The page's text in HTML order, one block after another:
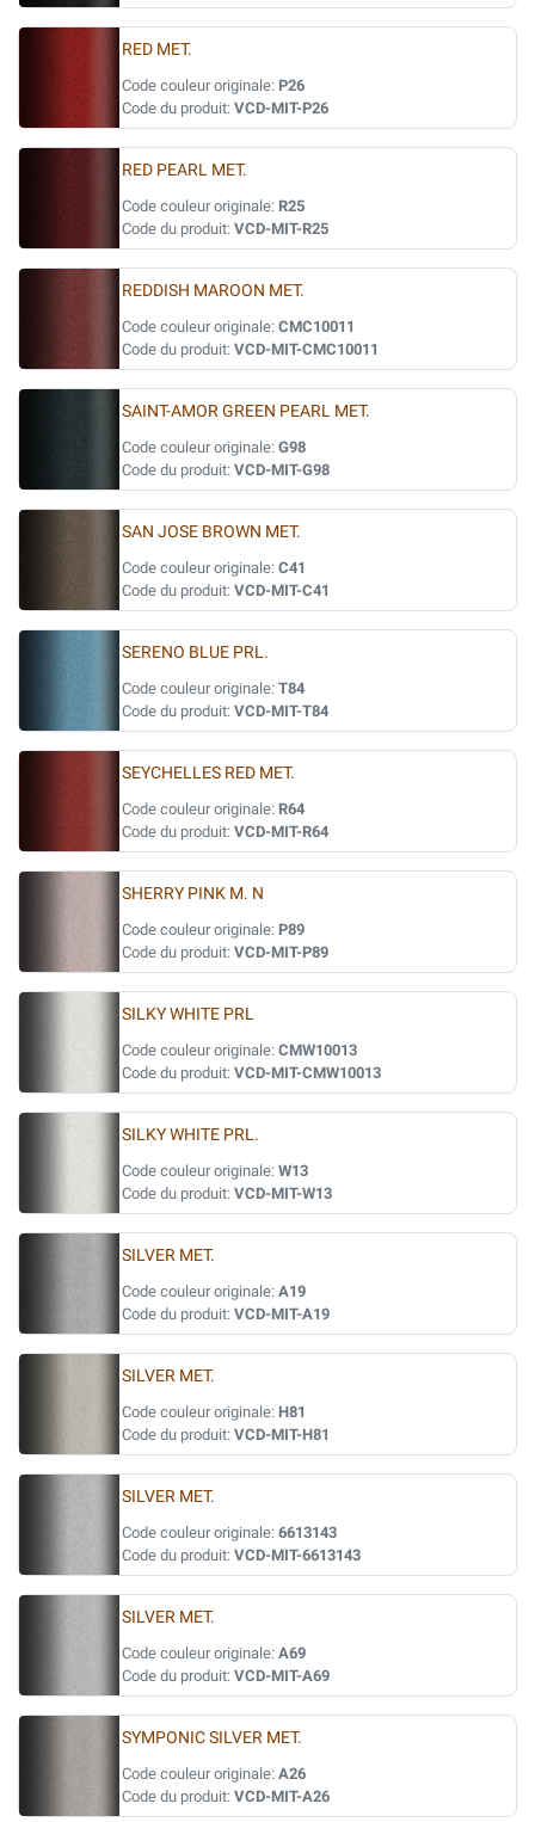
RED MET.
Code couleur originale: P26
Code du produit: VCD-MIT-P26
RED PEARL MET.
Code couleur originale: R25
Code du produit: VCD-MIT-R25
REDDISH MAROON MET.
Code couleur originale: CMC10011
Code du produit: VCD-MIT-CMC10011
SAINT-AMOR GREEN PEARL MET.
Code couleur originale: G98
Code du produit: VCD-MIT-G98
SAN JOSE BROWN MET.
Code couleur originale: C41
Code du produit: VCD-MIT-C41
SERENO BLUE PRL.
Code couleur originale: T84
Code du produit: VCD-MIT-T84
SEYCHELLES RED MET.
Code couleur originale: R64
Code du produit: VCD-MIT-R64
SHERRY PINK M. N
Code couleur originale: P89
Code du produit: VCD-MIT-P89
SILKY WHITE PRL
Code couleur originale: CMW10013
Code du produit: VCD-MIT-CMW10013
SILKY WHITE PRL.
Code couleur originale: W13
Code du produit: VCD-MIT-W13
SILVER MET.
Code couleur originale: A19
Code du produit: VCD-MIT-A19
SILVER MET.
Code couleur originale: H81
Code du produit: VCD-MIT-H81
SILVER MET.
Code couleur originale: 6613143
Code du produit: VCD-MIT-6613143
SILVER MET.
Code couleur originale: A69
Code du produit: VCD-MIT-A69
SYMPONIC SILVER MET.
Code couleur originale: A26
Code du produit: VCD-MIT-A26